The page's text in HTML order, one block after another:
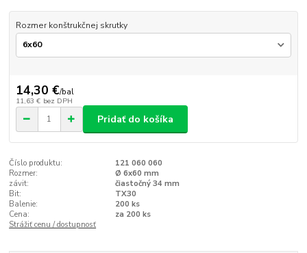
Rozmer konštrukčnej skrutky
14,30 €/bal
11,63 € bez DPH
Pridať do košíka
Číslo produktu:
121 060 060
Rozmer:
Ø 6x60 mm
závit:
čiastočný 34 mm
Bit:
TX30
Balenie:
200 ks
Cena:
za 200 ks
Strážiť cenu / dostupnosť